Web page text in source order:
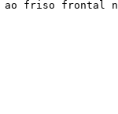
ao friso frontal